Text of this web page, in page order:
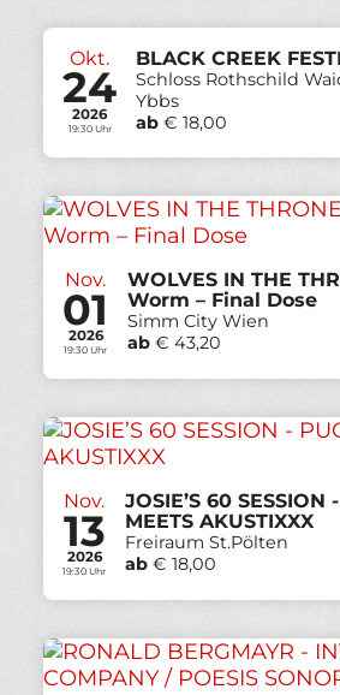
Okt.
24
2026
19:30 Uhr
BLACK CREEK
Schloss Rothschild
Ybbs
ab € 18,00
Nov.
01
2026
19:30 Uhr
WOLVES IN THE
Worm – Final Dose
Simm City Wien
ab € 43,20
Nov.
13
2026
19:30 Uhr
JOSIE’S 60 SESSION
MEETS AKUSTIXXX
Freiraum St.Pölten
ab € 18,00